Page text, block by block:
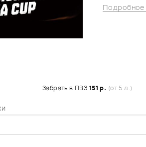
Подробное
Забрать в ПВЗ 151 р. (от 5 д.)